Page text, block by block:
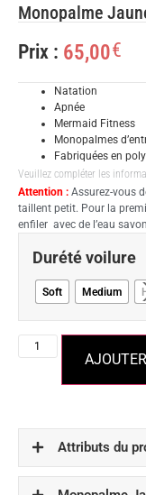
Monopalme
Prix : 65,00€
Natation
Apnée
Mermaid Fitness
Monopalmes
Fabriquées en
Veuillez compléter les
Attention : Assurez-vous
taillent petit. Pour la
enfiler avec de l’eau
Durété voilure
Soft Medium
Attributs du